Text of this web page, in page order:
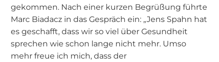
gekommen. Nach einer kurzen Begrüßung führte
Marc Biadacz in das Gespräch ein: „Jens Spahn hat
es geschafft, dass wir so viel über Gesundheit
sprechen wie schon lange nicht mehr. Umso
mehr freue ich mich, dass der